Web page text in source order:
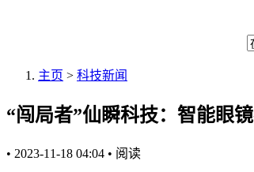
主页 > 科技新闻
“闯局者”仙瞬科技：智能眼
• 2023-11-18 04:04 • 阅读